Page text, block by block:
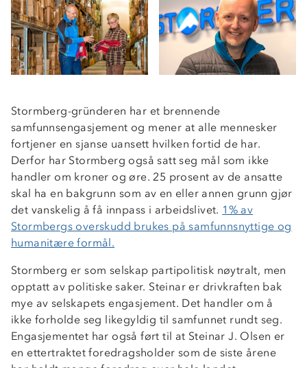
Stormberg-gründeren har et brennende
samfunnsengasjement og mener at alle mennesker
fortjener en sjanse uansett hvilken fortid de har.
Derfor har Stormberg også satt seg mål som ikke
handler om kroner og øre. 25 prosent av de ansatte
skal ha en bakgrunn som av en eller annen grunn gjør
det vanskelig å få innpass i arbeidslivet. 1% av
Stormbergs overskudd brukes på samfunnsnyttige og
humanitære formål.
Stormberg er som selskap partipolitisk nøytralt, men
opptatt av politiske saker. Steinar er drivkraften bak
mye av selskapets engasjement. Det handler om å
ikke forholde seg likegyldig til samfunnet rundt seg.
Engasjementet har også ført til at Steinar J. Olsen er
en ettertraktet foredragsholder som de siste årene